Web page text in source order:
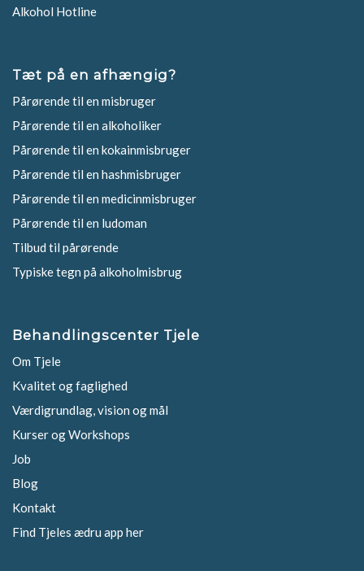
Alkohol Hotline
Tæt på en afhængig?
Pårørende til en misbruger
Pårørende til en alkoholiker
Pårørende til en kokainmisbruger
Pårørende til en hashmisbruger
Pårørende til en medicinmisbruger
Pårørende til en ludoman
Tilbud til pårørende
Typiske tegn på alkoholmisbrug
Behandlingscenter Tjele
Om Tjele
Kvalitet og faglighed
Værdigrundlag, vision og mål
Kurser og Workshops
Job
Blog
Kontakt
Find Tjeles ædru app her